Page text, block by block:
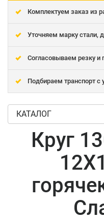
Комплектуем заказ из
Уточняем марку стали,
Согласовываем резку и
Подбираем транспорт с
КАТАЛОГ
Круг